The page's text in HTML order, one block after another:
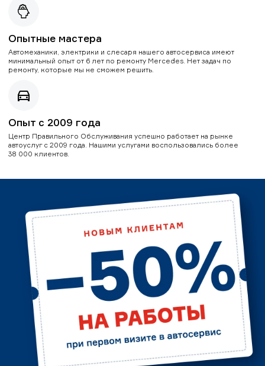
Опытные мастера
Автомеханики, электрики и слесаря нашего автосервиса имеют
минимальный опыт от 6 лет по ремонту Mercedes. Нет задач по
ремонту, которые мы не сможем решить.
Опыт с 2009 года
Центр Правильного Обслуживания успешно работает на рынке
автоуслуг с 2009 года. Нашими услугами воспользовались более
38 000 клиентов.